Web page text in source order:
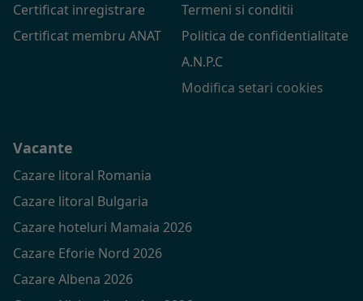
Certificat inregistrare
Certificat membru ANAT
Termeni si conditii
Politica de confidentialitate
A.N.P.C
Modifica setari cookies
Vacante
Cazare litoral Romania
Cazare litoral Bulgaria
Cazare hoteluri Mamaia 2026
Cazare Eforie Nord 2026
Cazare Albena 2026